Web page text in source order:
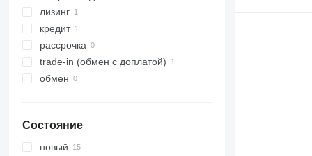
лизинг
кредит
рассрочка
trade-in (обмен с доплатой)
обмен
Состояние
новый